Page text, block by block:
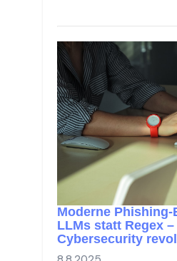
Moderne
LLMs statt Regex
Cybersecurity